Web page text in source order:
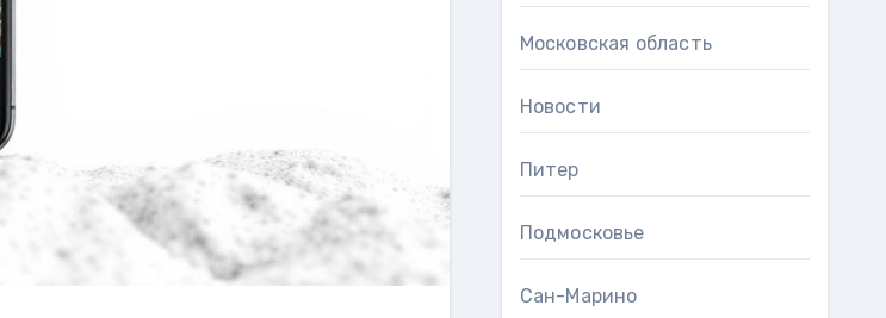
Московская область
Новости
Питер
Подмосковье
Сан-Марино